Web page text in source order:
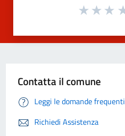
Contatta il comune
Leggi le domande frequenti
Richiedi Assistenza